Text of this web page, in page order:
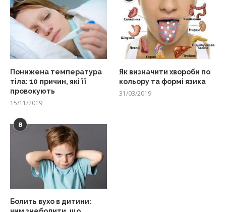
Понижена температура
тіла: 10 причин, які її
провокують
15/11/2019
Як визначити хвороби по
кольору та формі язика
31/03/2019
8
Болить вухо в дитини: